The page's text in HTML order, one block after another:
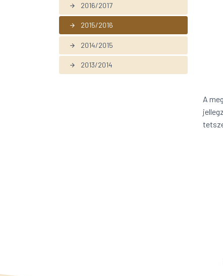
arrow_forward 2016/2017
arrow_forward 2015/2016
arrow_forward 2014/2015
arrow_forward 2013/2014
A